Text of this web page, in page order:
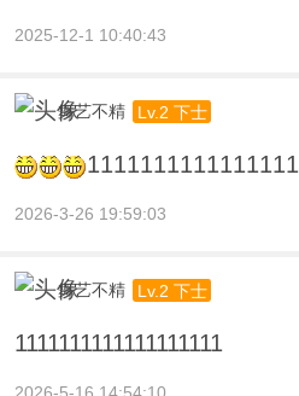
2025-12-1 10:40:43
舞艺不精 Lv.2 下士
1111111111111111
2026-3-26 19:59:03
舞艺不精 Lv.2 下士
1111111111111111111